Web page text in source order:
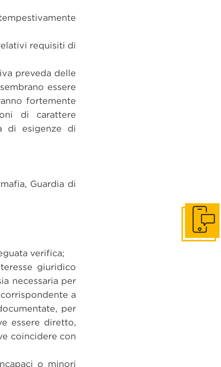
requisiti di
preveda delle
essere
fortemente
di carattere
di esigenze di
Guardia di
verifica;
giuridico
necessaria per
a
per
essere diretto,
coincidere con
o minori
Get in